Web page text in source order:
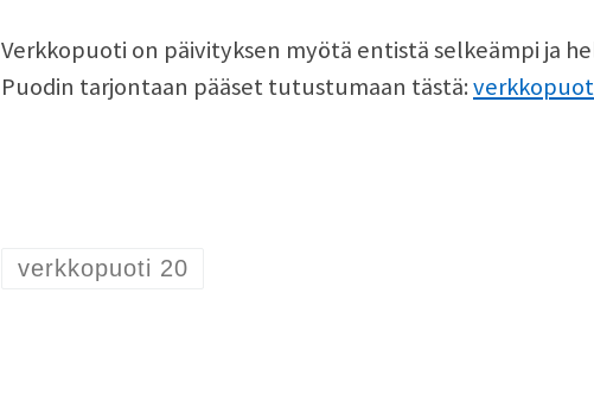
Verkkopuoti on päivityksen myötä entistä selkeämpi ja
Puodin tarjontaan pääset tutustumaan tästä:
verkkopuoti 20